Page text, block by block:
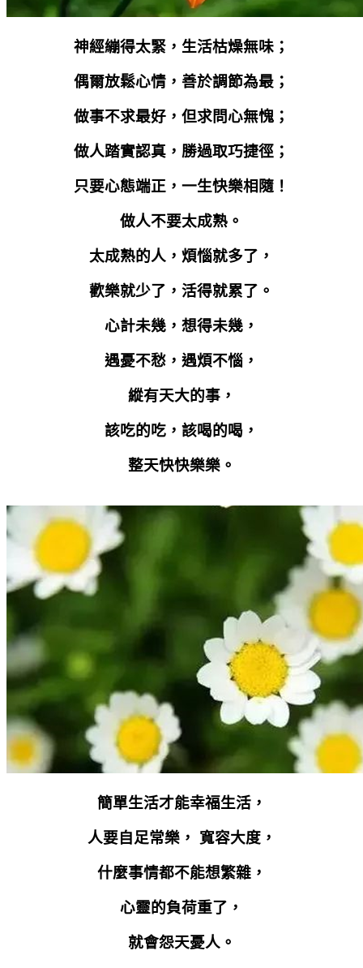
神經繃得太緊，生活枯燥無味；
偶爾放鬆心情，善於調節為最；
做事不求最好，但求問心無愧；
做人踏實認真，勝過取巧捷徑；
只要心態端正，一生快樂相隨！
做人不要太成熟。
太成熟的人，煩惱就多了，
歡樂就少了，活得就累了。
心計未幾，想得未幾，
遇憂不愁，遇煩不惱，
縱有天大的事，
該吃的吃，該喝的喝，
整天快快樂樂。
簡單生活才能幸福生活，
人要自足常樂， 寬容大度，
什麼事情都不能想繁雜，
心靈的負荷重了，
就會怨天憂人。